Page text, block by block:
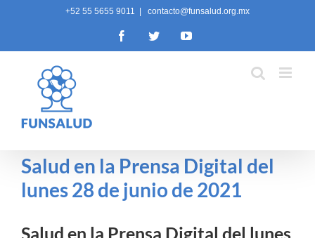
+52 55 5655 9011 contacto@funsalud.org.mx
FacebookTwitterYouTube
Salud en la Prensa Digital del
lunes 28 de junio de 2021
Salud en la Prensa Digital del lunes